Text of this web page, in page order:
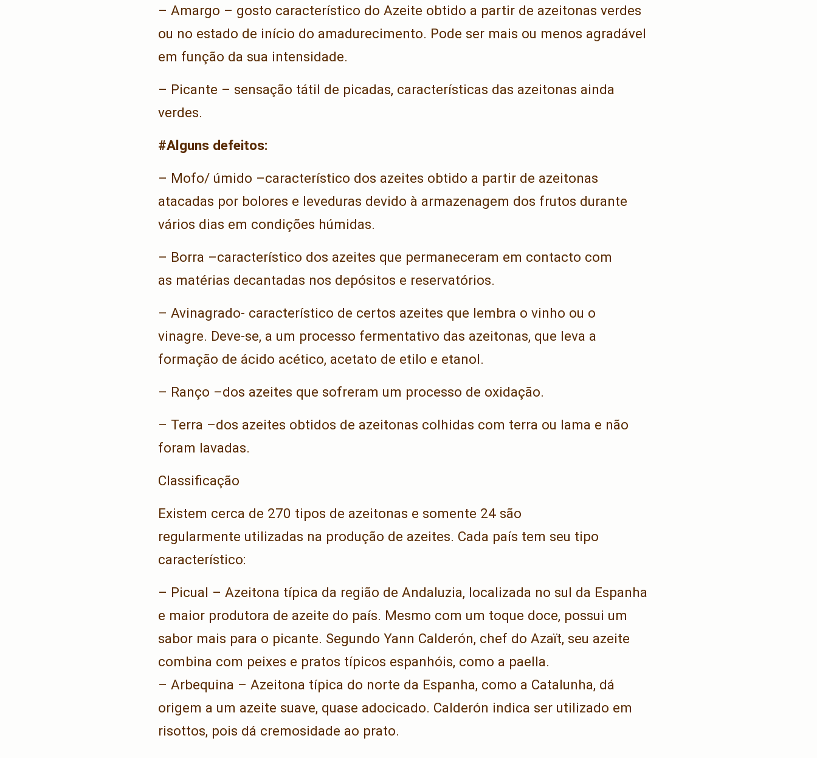
– Amargo – gosto característico do Azeite obtido a partir de azeitonas verdes
ou no estado de início do amadurecimento. Pode ser mais ou menos agradável
em função da sua intensidade.
– Picante – sensação tátil de picadas, características das azeitonas ainda
verdes.
#Alguns defeitos:
– Mofo/ úmido –característico dos azeites obtido a partir de azeitonas
atacadas por bolores e leveduras devido à armazenagem dos frutos durante
vários dias em condições húmidas.
– Borra –característico dos azeites que permaneceram em contacto com
as matérias decantadas nos depósitos e reservatórios.
– Avinagrado- característico de certos azeites que lembra o vinho ou o
vinagre. Deve-se, a um processo fermentativo das azeitonas, que leva a
formação de ácido acético, acetato de etilo e etanol.
– Ranço –dos azeites que sofreram um processo de oxidação.
– Terra –dos azeites obtidos de azeitonas colhidas com terra ou lama e não
foram lavadas.
Classificação
Existem cerca de 270 tipos de azeitonas e somente 24 são
regularmente utilizadas na produção de azeites. Cada país tem seu tipo
característico:
– Picual – Azeitona típica da região de Andaluzia, localizada no sul da Espanha
e maior produtora de azeite do país. Mesmo com um toque doce, possui um
sabor mais para o picante. Segundo Yann Calderón, chef do Azaït, seu azeite
combina com peixes e pratos típicos espanhóis, como a paella.
– Arbequina – Azeitona típica do norte da Espanha, como a Catalunha, dá
origem a um azeite suave, quase adocicado. Calderón indica ser utilizado em
risottos, pois dá cremosidade ao prato.